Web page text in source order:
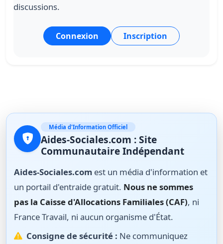
discussions.
Connexion Inscription
Média d'Information Officiel
Aides-Sociales.com : Site
Communautaire Indépendant
Aides-Sociales.com est un média d'information et
un portail d'entraide gratuit. Nous ne sommes
pas la Caisse d'Allocations Familiales (CAF), ni
France Travail, ni aucun organisme d'État.
Consigne de sécurité : Ne communiquez